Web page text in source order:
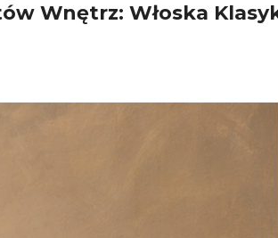
Wnętrz: Włoska